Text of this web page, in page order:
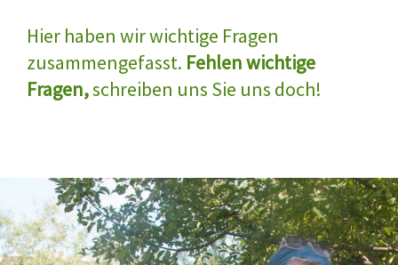
Hier haben wir wichtige Fragen
zusammengefasst. Fehlen wichtige
Fragen,schreiben uns Sie uns doch!